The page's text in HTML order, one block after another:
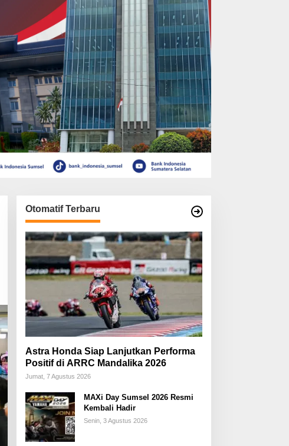
Otomatif Terbaru
Astra Honda Siap Lanjutkan Performa
Positif di ARRC Mandalika 2026
Jumat, 7 Agustus 2026
MAXi Day Sumsel 2026 Resmi
Kembali Hadir
Senin, 3 Agustus 2026